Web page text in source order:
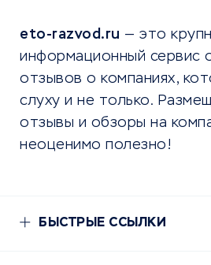
eto-razvod.ru — это
информационный сервис
отзывов о компаниях,
слуху и не только.
отзывы и обзоры на
неоценимо полезно!
БЫСТРЫЕ ССЫЛКИ